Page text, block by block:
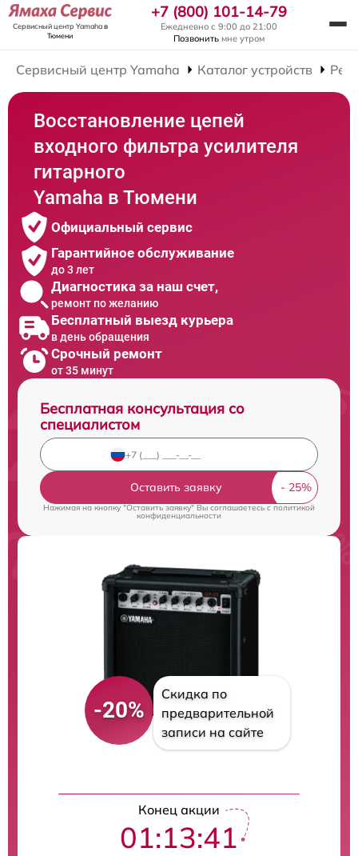
Сервисный центр Yamahaв
Тюмени
+7 (800) 101-14-79
Ежедневно с 9:00 до 21:00
Позвонить мне утром
Сервисный центр Yamaha Каталог устройств
Восстановление цепей
входного фильтра усилителя
гитарного
Yamaha в Тюмени
Официальный сервис
Гарантийное обслуживание
до 3 лет
Диагностика за наш счет,
ремонт по желанию
Бесплатный выезд курьера
в день обращения
Срочный ремонт
от 35 минут
Бесплатная консультация со
специалистом
Оставить заявку
Нажимая на кнопку "Оставить заявку" Вы соглашаетесь cполитикой
конфиденциальности
-20%
Скидка по
предварительной
записи на сайте
Конец акции
01:13:41